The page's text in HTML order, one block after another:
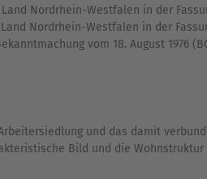
Nordrhein-Westfalen in der
Nordrhein-Westfalen in der
vom 18. August 1976
und das damit
Bild und die